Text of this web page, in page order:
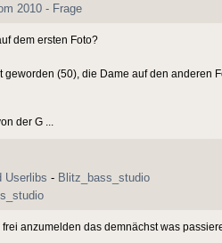
2010 - Frage
dem ersten Foto?
geworden (50), die Dame auf den anderen
der G ...
Userlibs - Blitz_bass_studio
anzumelden das demnächst was